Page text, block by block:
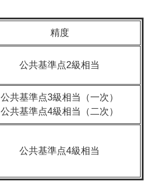
精度
公共基準点2級相当
公共基準点3級相当（一次）
公共基準点4級相当（二次）
公共基準点4級相当